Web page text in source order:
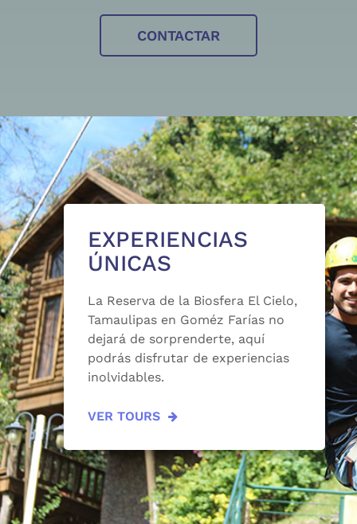
CONTACTAR
EXPERIENCIAS
ÚNICAS
La Reserva de la Biosfera El Cielo,
Tamaulipas en Goméz Farías no
dejará de sorprenderte, aquí
podrás disfrutar de experiencias
inolvidables.
VER TOURS